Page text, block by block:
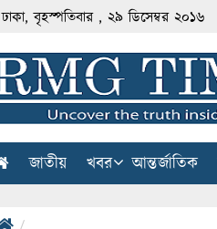
ঢাকা, বৃহস্পতিবার , ২৯ ডিসেম্বর ২০১৬
জাতীয় খবর আন্তর্জাতিক